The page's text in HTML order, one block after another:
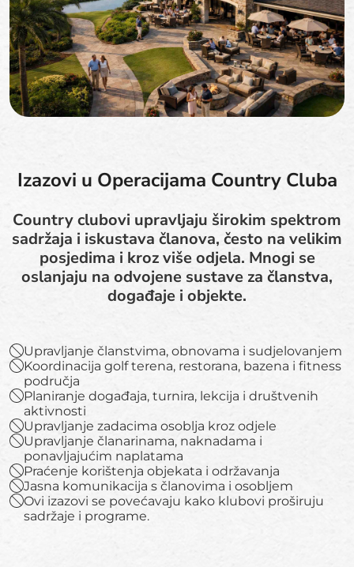
Izazovi u Operacijama Country Cluba
Country clubovi upravljaju širokim spektrom
sadržaja i iskustava članova, često na velikim
posjedima i kroz više odjela. Mnogi se
oslanjaju na odvojene sustave za članstva,
događaje i objekte.
Upravljanje članstvima, obnovama i sudjelovanjem
Koordinacija golf terena, restorana, bazena i fitness
područja
Planiranje događaja, turnira, lekcija i društvenih
aktivnosti
Upravljanje zadacima osoblja kroz odjele
Upravljanje članarinama, naknadama i
ponavljajućim naplatama
Praćenje korištenja objekata i održavanja
Jasna komunikacija s članovima i osobljem
Ovi izazovi se povećavaju kako klubovi proširuju
sadržaje i programe.